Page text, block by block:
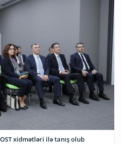
xidmətləri ilə tanış olub